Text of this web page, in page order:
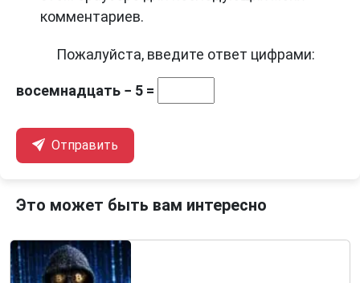
комментариев.
Пожалуйста, введите ответ цифрами:
восемнадцать − 5 =
Отправить
Это может быть вам интересно